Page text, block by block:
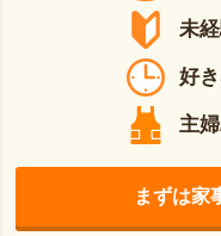
未
好
主
まずは家